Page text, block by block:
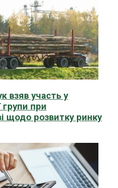
взяв участь у
групи при
щодо розвитку ринку